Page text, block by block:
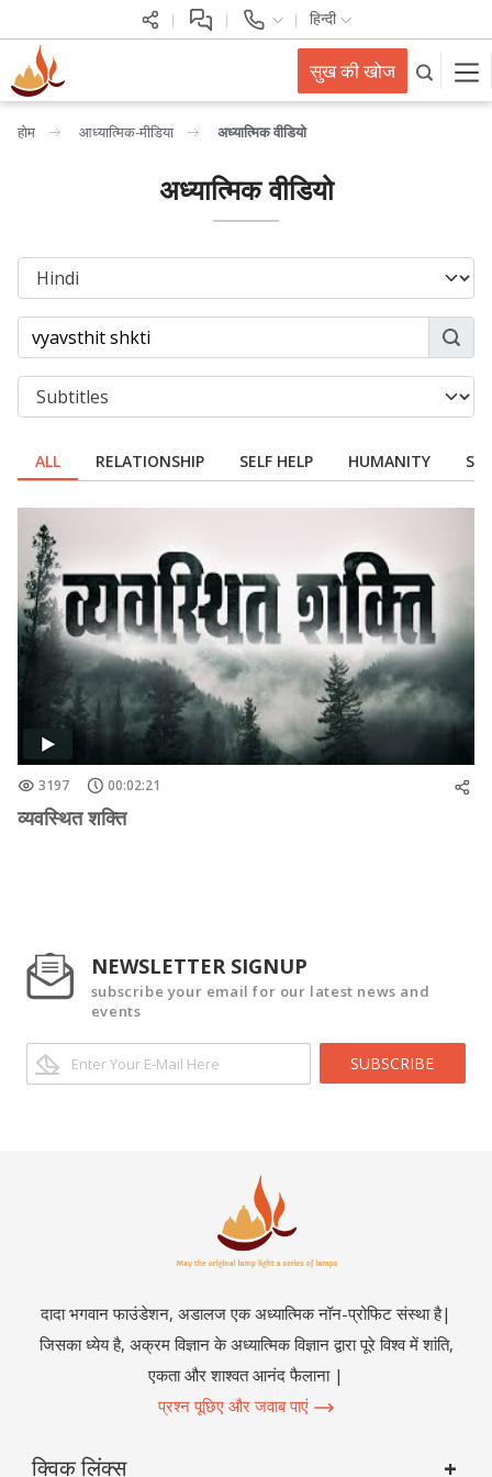
हिन्दी
सुख की खोज
होम आध्यात्मिक-मीडिया अध्यात्मिक वीडियो
अध्यात्मिक वीडियो
ALL RELATIONSHIP SELF HELP HUMANITY
3197 00:02:21
व्यवस्थित शक्ति
NEWSLETTER SIGNUP
subscribe your email for our latest news and
events
SUBSCRIBE
दादा भगवान फाउंडेशन, अडालज एक अध्यात्मिक नॉन-प्रोफिट संस्था है|
जिसका ध्येय है, अक्रम विज्ञान के अध्यात्मिक विज्ञान द्वारा पूरे विश्व में शांति,
एकता और शाश्वत आनंद फैलाना |
प्रश्न पूछिए और जवाब पाएं
क्विक लिंक्स